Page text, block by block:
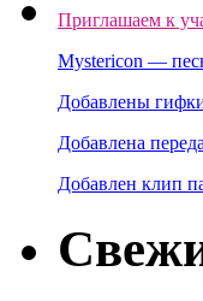
Приглашаем к
Mystericon —
Добавлены
Добавлена
Добавлен клип